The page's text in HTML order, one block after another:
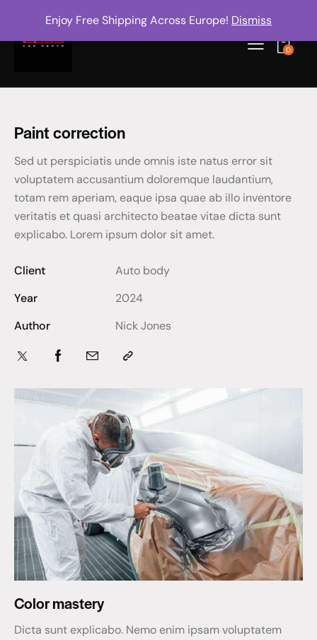
0
Paint correction
Sed ut perspiciatis unde omnis iste natus error sit
voluptatem accusantium doloremque laudantium,
totam rem aperiam, eaque ipsa quae ab illo inventore
veritatis et quasi architecto beatae vitae dicta sunt
explicabo. Lorem ipsum dolor sit amet.
Client
Auto body
Year
2024
Author
Nick Jones
Color mastery
Dicta sunt explicabo. Nemo enim ipsam voluptatem
Enjoy Free Shipping Across Europe! Dismiss